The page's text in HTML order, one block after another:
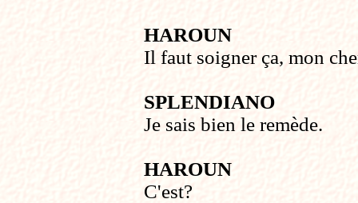
HAROUN
Il faut soigner ça, mon
SPLENDIANO
Je sais bien le remède.
HAROUN
C'est?